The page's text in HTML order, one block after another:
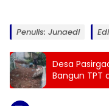
Penulis: Junaedi
Desa
Bangun TPT